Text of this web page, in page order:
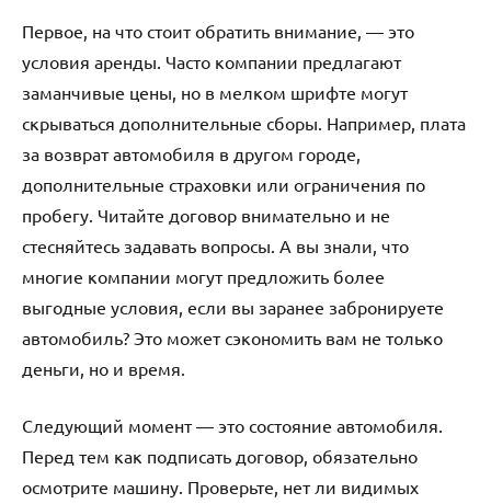
Первое, на что стоит обратить внимание, — это
условия аренды. Часто компании предлагают
заманчивые цены, но в мелком шрифте могут
скрываться дополнительные сборы. Например, плата
за возврат автомобиля в другом городе,
дополнительные страховки или ограничения по
пробегу. Читайте договор внимательно и не
стесняйтесь задавать вопросы. А вы знали, что
многие компании могут предложить более
выгодные условия, если вы заранее забронируете
автомобиль? Это может сэкономить вам не только
деньги, но и время.
Следующий момент — это состояние автомобиля.
Перед тем как подписать договор, обязательно
осмотрите машину. Проверьте, нет ли видимых